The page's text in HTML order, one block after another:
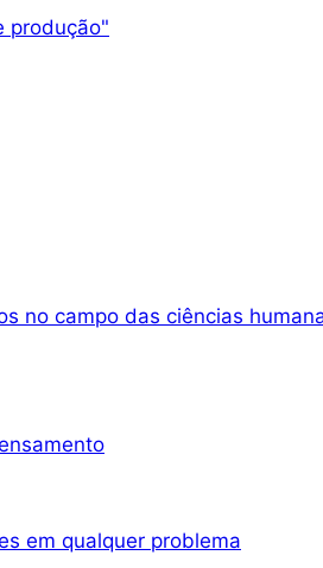
produção"
no campo das ciências
em qualquer problema